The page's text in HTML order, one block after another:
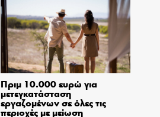
Πριμ 10.000 ευρώ για
μετεγκατάσταση
εργαζομένων σε όλες τις
περιοχές με μείωση